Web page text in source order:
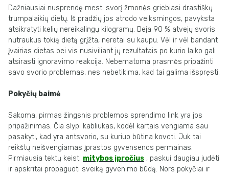
Dažniausiai nusprendę mesti svorį žmonės griebiasi drastiškų
trumpalaikių dietų. Iš pradžių jos atrodo veiksmingos, pavyksta
atsikratyti kelių nereikalingų kilogramų. Deja 90 % atvejų svoris
nutraukus tokią dietą grįžta, neretai su kaupu. Vėl ir vėl bandant
įvairias dietas bei vis nusiviliant jų rezultatais po kurio laiko gali
atsirasti ignoravimo reakcija. Nebematoma prasmės pripažinti
savo svorio problemas, nes nebetikima, kad tai galima išspręsti.
Pokyčių baimė
Sakoma, pirmas žingsnis problemos sprendimo link yra jos
pripažinimas. Čia slypi kabliukas, kodėl kartais vengiama sau
pasakyti, kad yra antsvorio, su kuriuo būtina kovoti. Juk tai
reikštų neišvengiamas įprastos gyvensenos permainas.
Pirmiausia tektų keisti mitybos įpročius , paskui daugiau judėti
ir apskritai propaguoti sveiką gyvenimo būdą. Nors pokyčiai ir